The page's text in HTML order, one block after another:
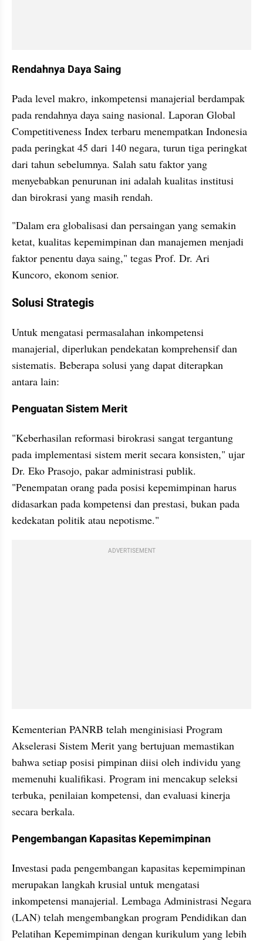
Rendahnya Daya Saing
Pada level makro, inkompetensi manajerial berdampak
pada rendahnya daya saing nasional. Laporan Global
Competitiveness Index terbaru menempatkan Indonesia
pada peringkat 45 dari 140 negara, turun tiga peringkat
dari tahun sebelumnya. Salah satu faktor yang
menyebabkan penurunan ini adalah kualitas institusi
dan birokrasi yang masih rendah.
"Dalam era globalisasi dan persaingan yang semakin
ketat, kualitas kepemimpinan dan manajemen menjadi
faktor penentu daya saing," tegas Prof. Dr. Ari
Kuncoro, ekonom senior.
Solusi Strategis
Untuk mengatasi permasalahan inkompetensi
manajerial, diperlukan pendekatan komprehensif dan
sistematis. Beberapa solusi yang dapat diterapkan
antara lain:
Penguatan Sistem Merit
"Keberhasilan reformasi birokrasi sangat tergantung
pada implementasi sistem merit secara konsisten," ujar
Dr. Eko Prasojo, pakar administrasi publik.
"Penempatan orang pada posisi kepemimpinan harus
didasarkan pada kompetensi dan prestasi, bukan pada
kedekatan politik atau nepotisme."
ADVERTISEMENT
Kementerian PANRB telah menginisiasi Program
Akselerasi Sistem Merit yang bertujuan memastikan
bahwa setiap posisi pimpinan diisi oleh individu yang
memenuhi kualifikasi. Program ini mencakup seleksi
terbuka, penilaian kompetensi, dan evaluasi kinerja
secara berkala.
Pengembangan Kapasitas Kepemimpinan
Investasi pada pengembangan kapasitas kepemimpinan
merupakan langkah krusial untuk mengatasi
inkompetensi manajerial. Lembaga Administrasi Negara
(LAN) telah mengembangkan program Pendidikan dan
Pelatihan Kepemimpinan dengan kurikulum yang lebih